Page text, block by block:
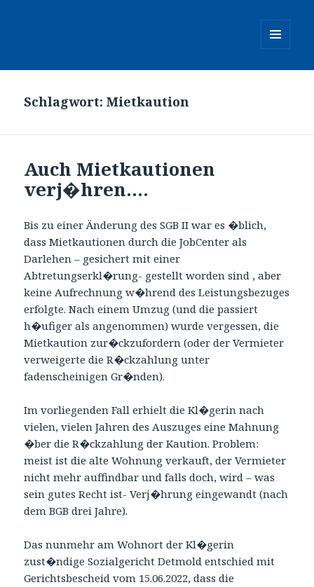
Schlagwort:Mietkaution
Auch Mietkautionen
verj�hren….
Bis zu einer Änderung des SGB II war es �blich,
dass Mietkautionen durch die JobCenter als
Darlehen – gesichert mit einer
Abtretungserkl�rung- gestellt worden sind , aber
keine Aufrechnung w�hrend des Leistungsbezuges
erfolgte. Nach einem Umzug (und die passiert
h�ufiger als angenommen) wurde vergessen, die
Mietkaution zur�ckzufordern (oder der Vermieter
verweigerte die R�ckzahlung unter
fadenscheinigen Gr�nden).
Im vorliegenden Fall erhielt die Kl�gerin nach
vielen, vielen Jahren des Auszuges eine Mahnung
�ber die R�ckzahlung der Kaution. Problem:
meist ist die alte Wohnung verkauft, der Vermieter
nicht mehr auffindbar und falls doch, wird – was
sein gutes Recht ist- Verj�hrung eingewandt (nach
dem BGB drei Jahre).
Das nunmehr am Wohnort der Kl�gerin
zust�ndige Sozialgericht Detmold entschied mit
Gerichtsbescheid vom 15.06.2022, dass die